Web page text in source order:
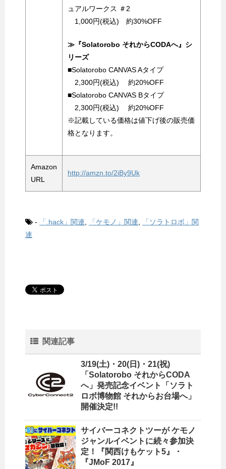
ュアルワークス ＃2
1,000円(税込) 約30%OFF
≫『Solatorobo それからCODAへ』シ
リーズ
■Solatorobo CANVAS Aタイプ
2,300円(税込) 約20%OFF
■Solatorobo CANVAS Bタイプ
2,300円(税込) 約20%OFF
※記載している価格は値下げ後の販売価
格となります。
Amazon
URL
http://amzn.to/2iBy9Uk
- 「.hack」関連 「ケモノ」関連
「ソラトロボ」関
連
関連記事
3/19(土)・20(日)・21(祝)
「Solatorobo それからCODA
へ」発売記念イベント「ソラト
ロボ博物館 それからお台場へ」
開催決定!!
サイバーコネクトツーが ケモノ
ジャンルイベントに続々参加決
定！『関西けもケット5』・
『JMoF 2017』